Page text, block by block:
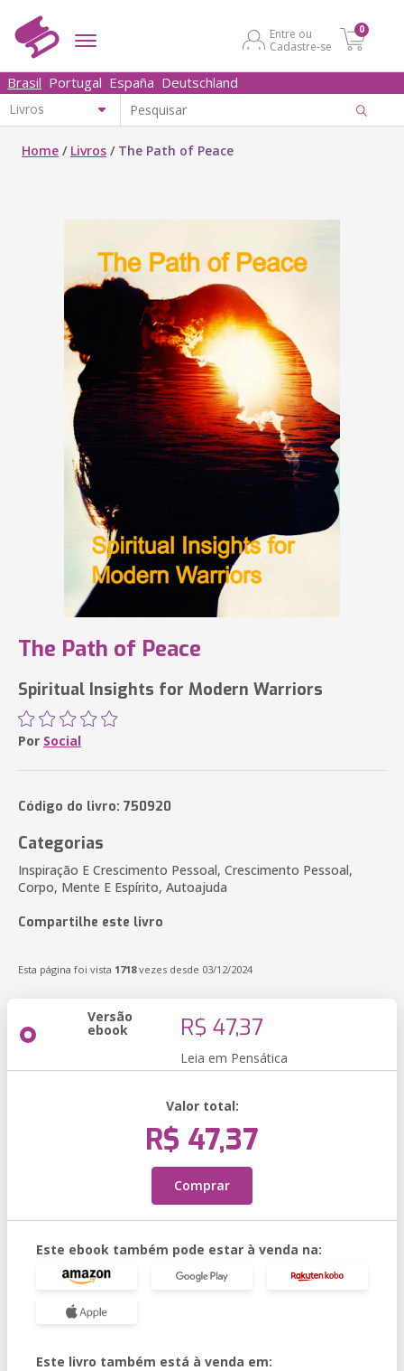
Entre ou
Cadastre-se
0
Brasil Portugal España Deutschland
Home / Livros / The Path of Peace
The Path of Peace
Spiritual Insights for Modern Warriors
Por Social
Código do livro: 750920
Categorias
Inspiração E Crescimento Pessoal, Crescimento Pessoal,
Corpo, Mente E Espírito, Autoajuda
Compartilhe este livro
Esta página foi vista 1718vezes desde 03/12/2024
Versão
ebook R$ 47,37
Leia em Pensática
Valor total:
R$ 47,37
Comprar
Este ebook também pode estar à venda na:
Este livro também está à venda em: